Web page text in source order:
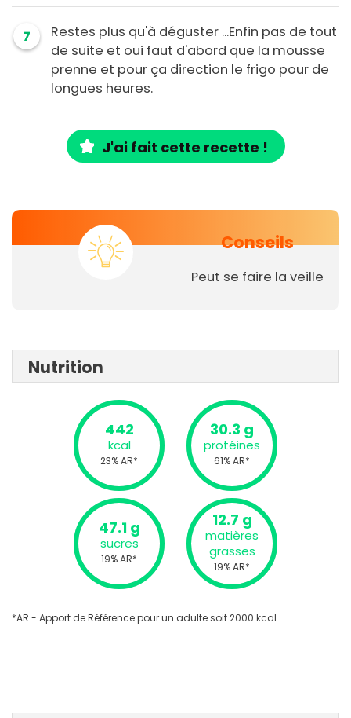
7
Restes plus qu'à déguster ...Enfin pas de tout
de suite et oui faut d'abord que la mousse
prenne et pour ça direction le frigo pour de
longues heures.
J'ai fait cette recette !
Conseils
Peut se faire la veille
Nutrition
442
kcal
23% AR*
30.3 g
protéines
61% AR*
47.1 g
sucres
19% AR*
12.7 g
matières
grasses
19% AR*
*AR - Apport de Référence pour un adulte soit 2000 kcal